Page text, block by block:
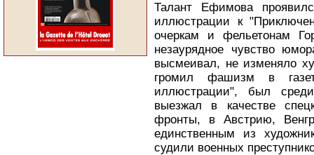
Талант Ефимова
иллюстрации к
очеркам и фельетонам
незаурядное чувство
высмеивал, не изменяло
громил фашизм в
иллюстрации", был
выезжал в качестве
фронты, в Австрию,
единственным из
судили военных